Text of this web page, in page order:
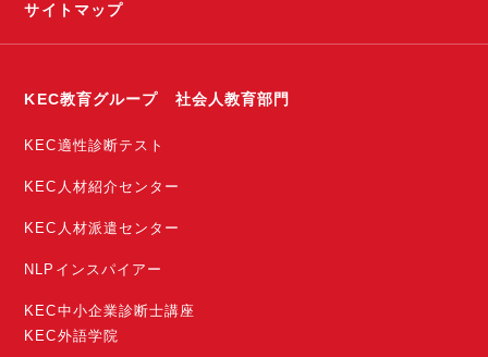
サイトマップ
KEC教育グループ 社会人教育部門
KEC適性診断テスト
KEC人材紹介センター
KEC人材派遣センター
NLPインスパイアー
KEC中小企業診断士講座
KEC外語学院